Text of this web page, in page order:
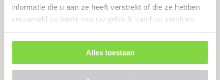
informatie die u aan ze heeft verstrekt of die ze hebben
verzameld op basis van uw gebruik van hun services.
Alles toestaan
Chat met ons